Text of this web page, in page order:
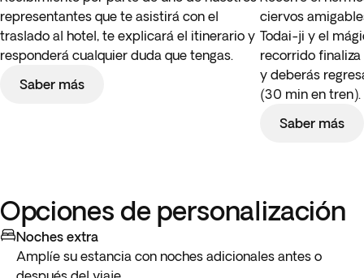
representantes que te asistirá con el
traslado al hotel, te explicará el itinerario y
responderá cualquier duda que tengas.
Saber más
ciervos
Todai-ji y el
recorrido
y deberás
(30 min en tren).
Saber más
Opciones de personalización
Noches extra
Amplíe su estancia con noches adicionales antes o